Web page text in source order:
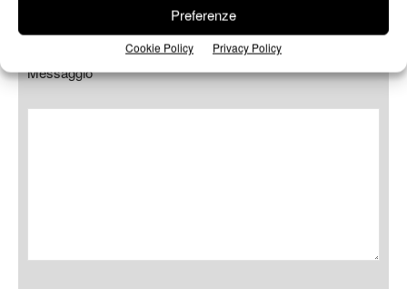
Preferenze
Cookie Policy Privacy Policy
Messaggio